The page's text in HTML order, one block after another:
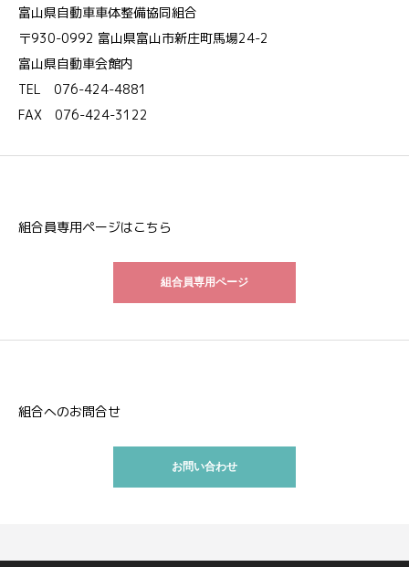
富山県自動車車体整備協同組合
〒930-0992 富山県富山市新庄町馬場24-2
富山県自動車会館内
TEL 076-424-4881
FAX 076-424-3122
組合員専用ページはこちら
組合員専用ページ
組合へのお問合せ
お問い合わせ